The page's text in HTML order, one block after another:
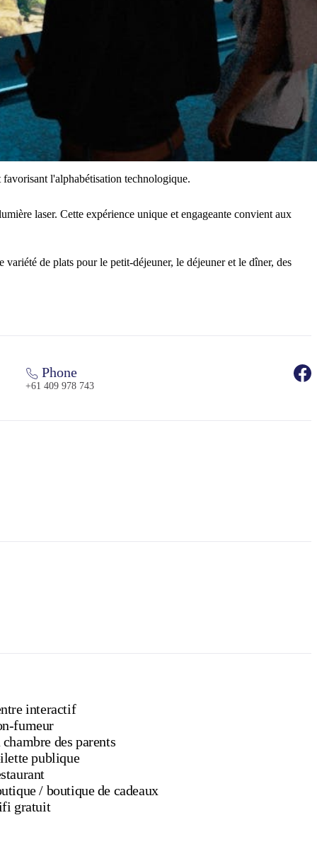
l'alphabétisation technologique.
laser. Cette expérience unique et engageante convient aux
de plats pour le petit-déjeuner, le déjeuner et le dîner, des
Phone
+61 409 978 743
interactif
fumeur
des parents
publique
Boutique / boutique de cadeaux
gratuit